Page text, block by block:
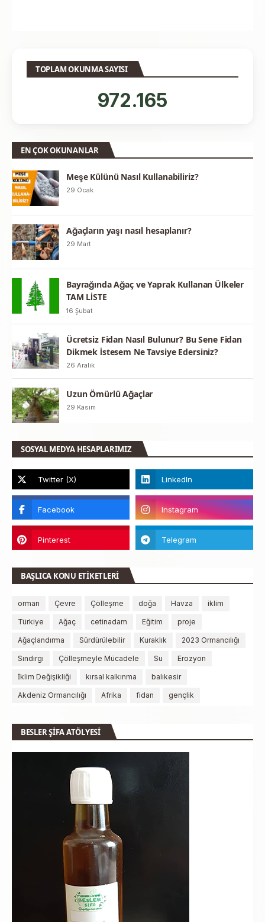
TOPLAM OKUNMA SAYISI
972.165
EN ÇOK OKUNANLAR
Meşe Külünü Nasıl Kullanabiliriz?
29 Ocak
Ağaçların yaşı nasıl hesaplanır?
29 Mart
Bayrağında Ağaç ve Yaprak Kullanan Ülkeler
TAM LİSTE
16 Şubat
Ücretsiz Fidan Nasıl Bulunur? Bu Sene Fidan
Dikmek İstesem Ne Tavsiye Edersiniz?
26 Aralık
Uzun Ömürlü Ağaçlar
29 Kasım
SOSYAL MEDYA HESAPLARIMIZ
BAŞLICA KONU ETİKETLERİ
orman Çevre Çölleşme doğa Havza iklim
Türkiye Ağaç cetinadam Eğitim proje
Ağaçlandırma Sürdürülebilir Kuraklık 2023 Ormancılığı
Sındırgı Çölleşmeyle Mücadele Su Erozyon
İklim Değişikliği kırsal kalkınma balıkesir
Akdeniz Ormancılığı Afrika fidan gençlik
BESLER ŞİFA ATÖLYESİ